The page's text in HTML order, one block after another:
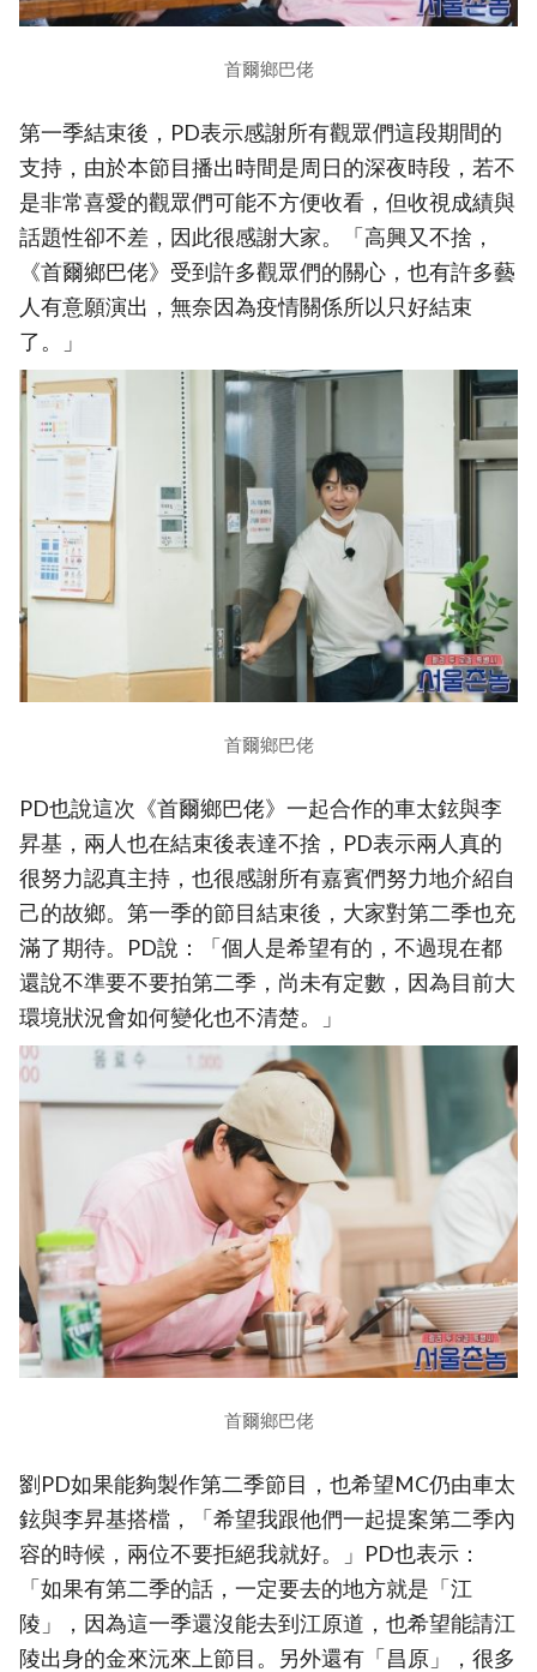
首爾鄉巴佬
第一季結束後，PD表示感謝所有觀眾們這段期間的
支持，由於本節目播出時間是周日的深夜時段，若不
是非常喜愛的觀眾們可能不方便收看，但收視成績與
話題性卻不差，因此很感謝大家。「高興又不捨，
《首爾鄉巴佬》受到許多觀眾們的關心，也有許多藝
人有意願演出，無奈因為疫情關係所以只好結束
了。」
首爾鄉巴佬
PD也說這次《首爾鄉巴佬》一起合作的車太鉉與李
昇基，兩人也在結束後表達不捨，PD表示兩人真的
很努力認真主持，也很感謝所有嘉賓們努力地介紹自
己的故鄉。第一季的節目結束後，大家對第二季也充
滿了期待。PD說：「個人是希望有的，不過現在都
還說不準要不要拍第二季，尚未有定數，因為目前大
環境狀況會如何變化也不清楚。」
首爾鄉巴佬
劉PD如果能夠製作第二季節目，也希望MC仍由車太
鉉與李昇基搭檔，「希望我跟他們一起提案第二季內
容的時候，兩位不要拒絕我就好。」PD也表示：
「如果有第二季的話，一定要去的地方就是「江
陵」，因為這一季還沒能去到江原道，也希望能請江
陵出身的金來沅來上節目。另外還有「昌原」，很多